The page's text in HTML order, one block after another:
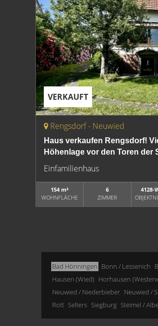
VERKAUFT
Rengsdorf - Neuwied
Haus verkaufen Rengsdorf!
Höhenlage vor den Toren der
Einfamilienhaus
154 m²
WOHNFLÄCHE
6
ZIMMER
4128-
Bad Hönningen Bonn / Lessenich
Hausen (Wied) Horhausen
Neuwied / Niederbieber Neuwied /
Rott Selters Siegburg Steimel /